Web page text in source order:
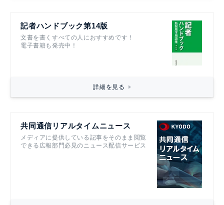
記者ハンドブック第14版
文書を書くすべての人におすすめです！
電子書籍も発売中！
詳細を見る
共同通信リアルタイムニュース
メディアに提供している記事をそのまま閲覧
できる広報部門必見のニュース配信サービス